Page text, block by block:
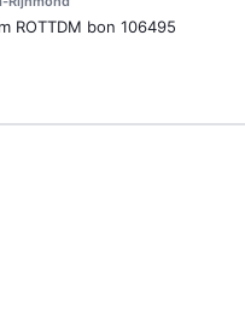
ROTTDM bon 106495